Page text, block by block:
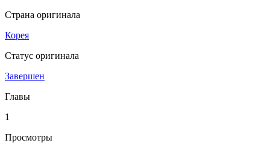
Страна оригинала
Корея
Статус оригинала
Завершен
Главы
1
Просмотры